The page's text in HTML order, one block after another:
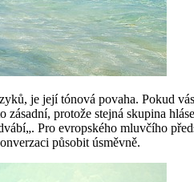
je její tónová povaha. Pokud
protože stejná skupina
Pro evropského mluvčího
působit úsměvně.